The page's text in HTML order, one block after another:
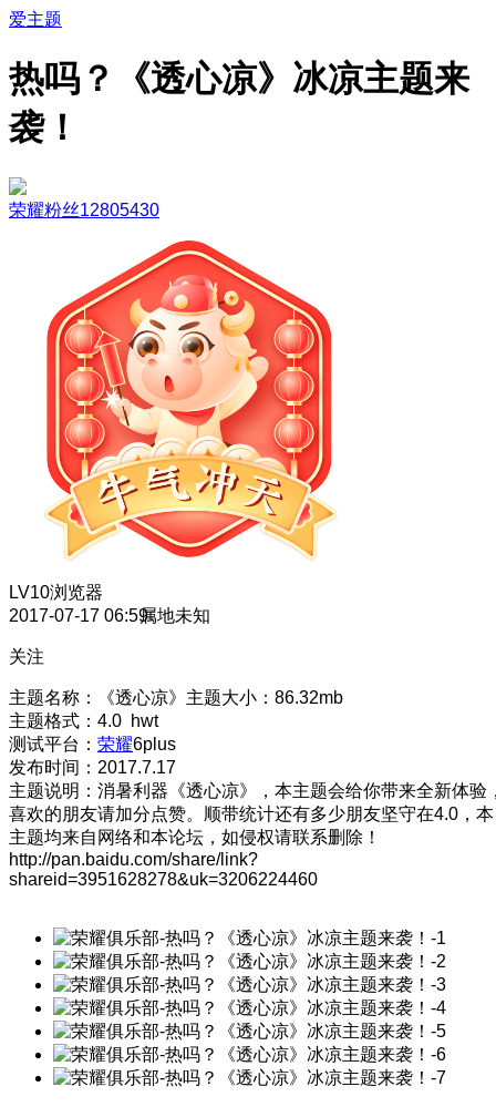
爱主题
热吗？《透心凉》冰凉主题来
袭！
荣耀粉丝12805430
LV10浏览器
2017-07-17 06:59属地未知
关注
主题名称：《透心凉》主题大小：86.32mb
主题格式：4.0 hwt
测试平台： 荣耀6plus
发布时间：2017.7.17
主题说明：消暑利器《透心凉》，本主题会给你带来全新体验
喜欢的朋友请加分点赞。顺带统计还有多少朋友坚守在4.0，本
主题均来自网络和本论坛，如侵权请联系删除！
http://pan.baidu.com/share/link?
shareid=3951628278&uk=3206224460